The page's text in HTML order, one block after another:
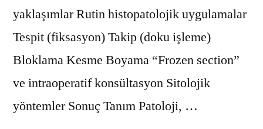
yaklaşımlar Rutin histopatolojik uygulamalar
Tespit (fiksasyon) Takip (doku işleme)
Bloklama Kesme Boyama “Frozen section”
ve intraoperatif konsültasyon Sitolojik
yöntemler Sonuç Tanım Patoloji, …